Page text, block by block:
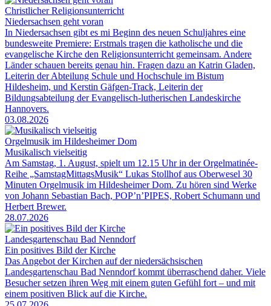
Christlicher Religionsunterricht
Niedersachsen geht voran
In Niedersachsen gibt es mi Beginn des neuen Schuljahres eine
bundesweite Premiere: Erstmals tragen die katholische und die
evangelische Kirche den Religionsunterricht gemeinsam. Andere
Länder schauen bereits genau hin. Fragen dazu an Katrin Gladen,
Leiterin der Abteilung Schule und Hochschule im Bistum
Hildesheim, und Kerstin Gäfgen-Track, Leiterin der
Bildungsabteilung der Evangelisch-lutherischen Landeskirche
Hannovers.
03.08.2026
Orgelmusik im Hildesheimer Dom
Musikalisch vielseitig
Am Samstag, 1. August, spielt um 12.15 Uhr in der Orgelmatinée-
Reihe „SamstagMittagsMusik“ Lukas Stollhof aus Oberwesel 30
Minuten Orgelmusik im Hildesheimer Dom. Zu hören sind Werke
von Johann Sebastian Bach, POP’n’PIPES, Robert Schumann und
Herbert Brewer.
28.07.2026
Landesgartenschau Bad Nenndorf
Ein positives Bild der Kirche
Das Angebot der Kirchen auf der niedersächsischen
Landesgartenschau Bad Nenndorf kommt überraschend daher. Viele
Besucher setzen ihren Weg mit einem guten Gefühl fort – und mit
einem positiven Blick auf die Kirche.